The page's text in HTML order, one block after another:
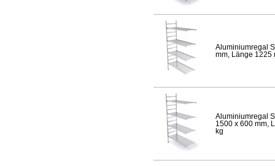
Aluminiumregal
mm, Länge 1225
Aluminiumregal
1500 x 600 mm,
kg